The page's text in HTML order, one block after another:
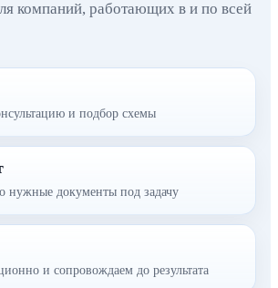
компаний, работающих в и по всей
и подбор схемы
нужные документы под задачу
и сопровождаем до результата